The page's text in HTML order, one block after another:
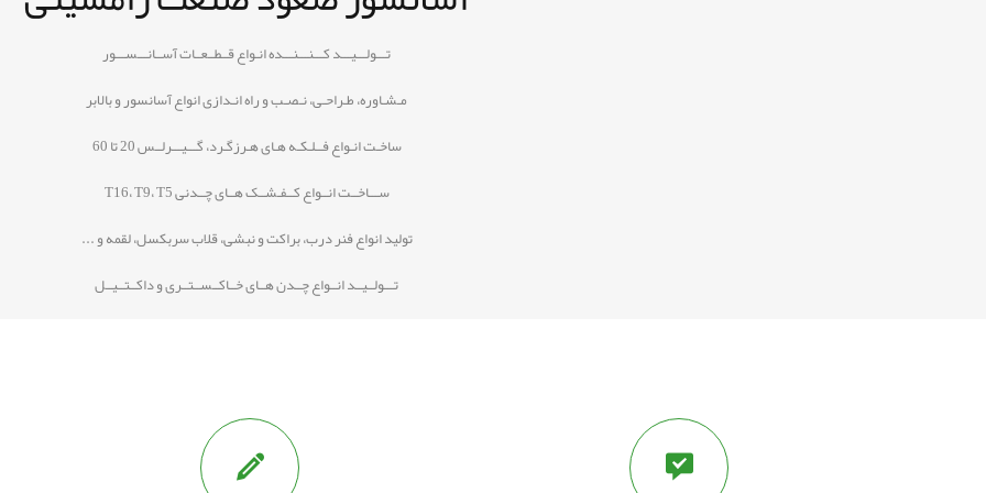
تـــولـــیـــد کـــنـــنـــده انـواع قــطــعــات آســانـــســـور
مـشـاوره، طـراحـی، نـصـب و راه انـدازی انواع آسانسور و بالابر
ساخـت انـواع فــلـکـه هـای هـرزگـرد، گـــیـــرلــس 20 تا 60
ســـاخــت انــواع کــفـشــک هــای چــدنی T16، T9، T5
تولید انواع فنر درب، براکت و نبشی، قلاب سربکسل، لقمه و ...
تـــولــیــد انــواع چــدن هــای خــاکــســتــری و داکــتــیــل